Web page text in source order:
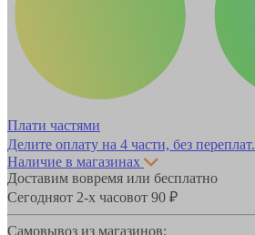
Плати частями
Делите оплату на 4 части, без переплат.
Наличие в магазинах
Доставим вовремя или бесплатно
Сегодняот 2-х часовот 90 ₽
Самовывоз из магазинов: